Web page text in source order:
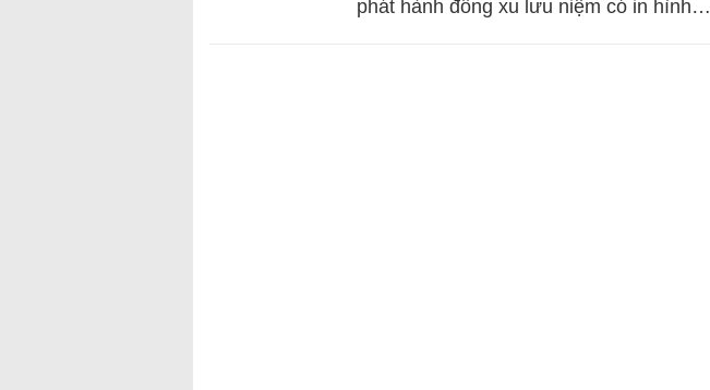
phát hành đồng xu lưu niệm có in hình…